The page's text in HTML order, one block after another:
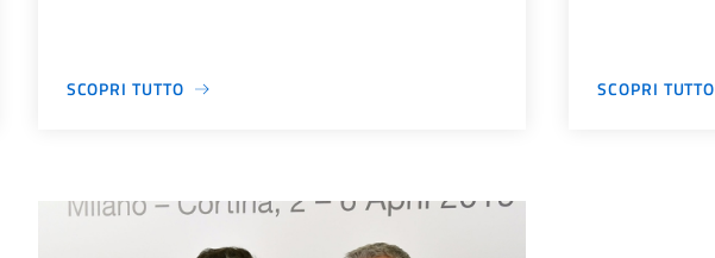
SCOPRI TUTTO SCOPRI TUTTO